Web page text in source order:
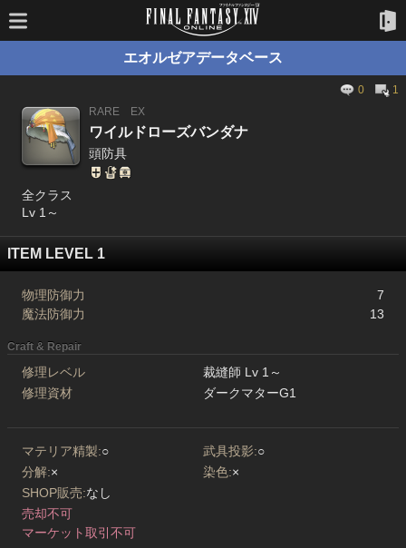
エオルゼアデータベース
0
1
RARE
EX
ワイルドローズバンダナ
頭防具
全クラス
Lv 1～
ITEM LEVEL 1
物理防御力
7
魔法防御力
13
Craft & Repair
修理レベル
裁縫師 Lv 1～
修理資材
ダークマターG1
マテリア精製:○ 武具投影:○
分解:× 染色:×
SHOP販売:なし
売却不可
マーケット取引不可